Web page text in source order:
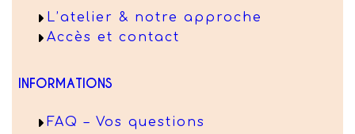
L’atelier & notre approche
Accès et contact
INFORMATIONS
FAQ – Vos questions